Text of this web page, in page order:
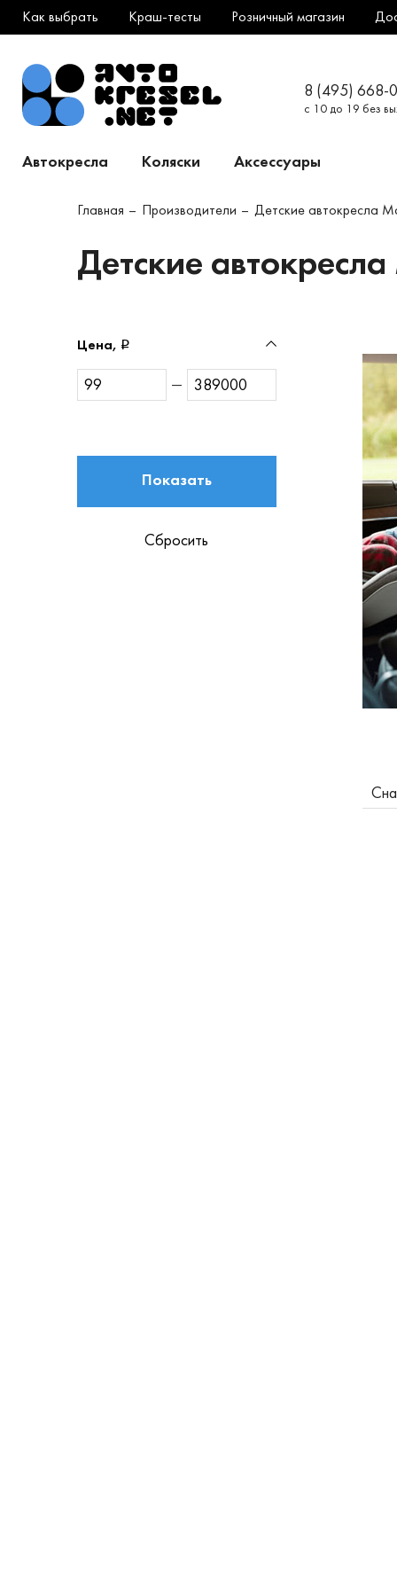
Как выбрать Краш-тесты Розничный магазин
8 (495) 668-
с 10 до 19 без
Автокресла Коляски Аксессуары
Главная Производители Детские автокресла
Детские
Цена,
—
Показать
Сбросить